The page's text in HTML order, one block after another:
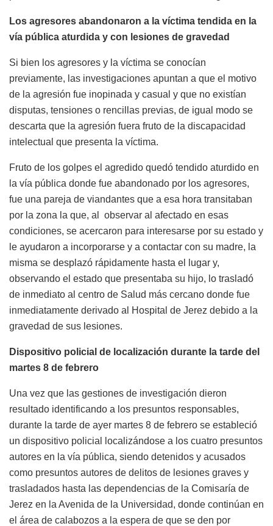
Los agresores abandonaron a la víctima tendida en la
vía pública aturdida y con lesiones de gravedad
Si bien los agresores y la víctima se conocían
previamente, las investigaciones apuntan a que el motivo
de la agresión fue inopinada y casual y que no existían
disputas, tensiones o rencillas previas, de igual modo se
descarta que la agresión fuera fruto de la discapacidad
intelectual que presenta la víctima.
Fruto de los golpes el agredido quedó tendido aturdido en
la vía pública donde fue abandonado por los agresores,
fue una pareja de viandantes que a esa hora transitaban
por la zona la que, al observar al afectado en esas
condiciones, se acercaron para interesarse por su estado y
le ayudaron a incorporarse y a contactar con su madre, la
misma se desplazó rápidamente hasta el lugar y,
observando el estado que presentaba su hijo, lo trasladó
de inmediato al centro de Salud más cercano donde fue
inmediatamente derivado al Hospital de Jerez debido a la
gravedad de sus lesiones.
Dispositivo policial de localización durante la tarde del
martes 8 de febrero
Una vez que las gestiones de investigación dieron
resultado identificando a los presuntos responsables,
durante la tarde de ayer martes 8 de febrero se estableció
un dispositivo policial localizándose a los cuatro presuntos
autores en la vía pública, siendo detenidos y acusados
como presuntos autores de delitos de lesiones graves y
trasladados hasta las dependencias de la Comisaría de
Jerez en la Avenida de la Universidad, donde continúan en
el área de calabozos a la espera de que se den por